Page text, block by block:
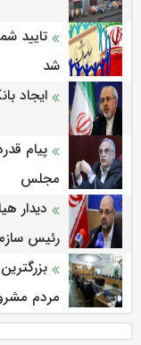
تایید
شد
ایجاد
پیام
مجلس
دیدار
رئیس
مردم